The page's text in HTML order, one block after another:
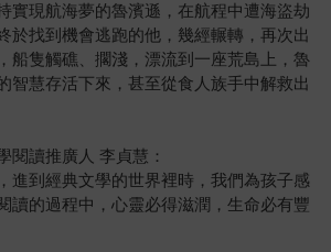
實現航海夢的魯濱遜，在航程中遭海盜劫
於找到機會逃跑的他，幾經輾轉，再次出
船隻觸礁、擱淺，漂流到一座荒島上，魯
智慧存活下來，甚至從食人族手中解救出
閱讀推廣人 李貞慧：
進到經典文學的世界裡時，我們為孩子感
讀的過程中，心靈必得滋潤，生命必有豐